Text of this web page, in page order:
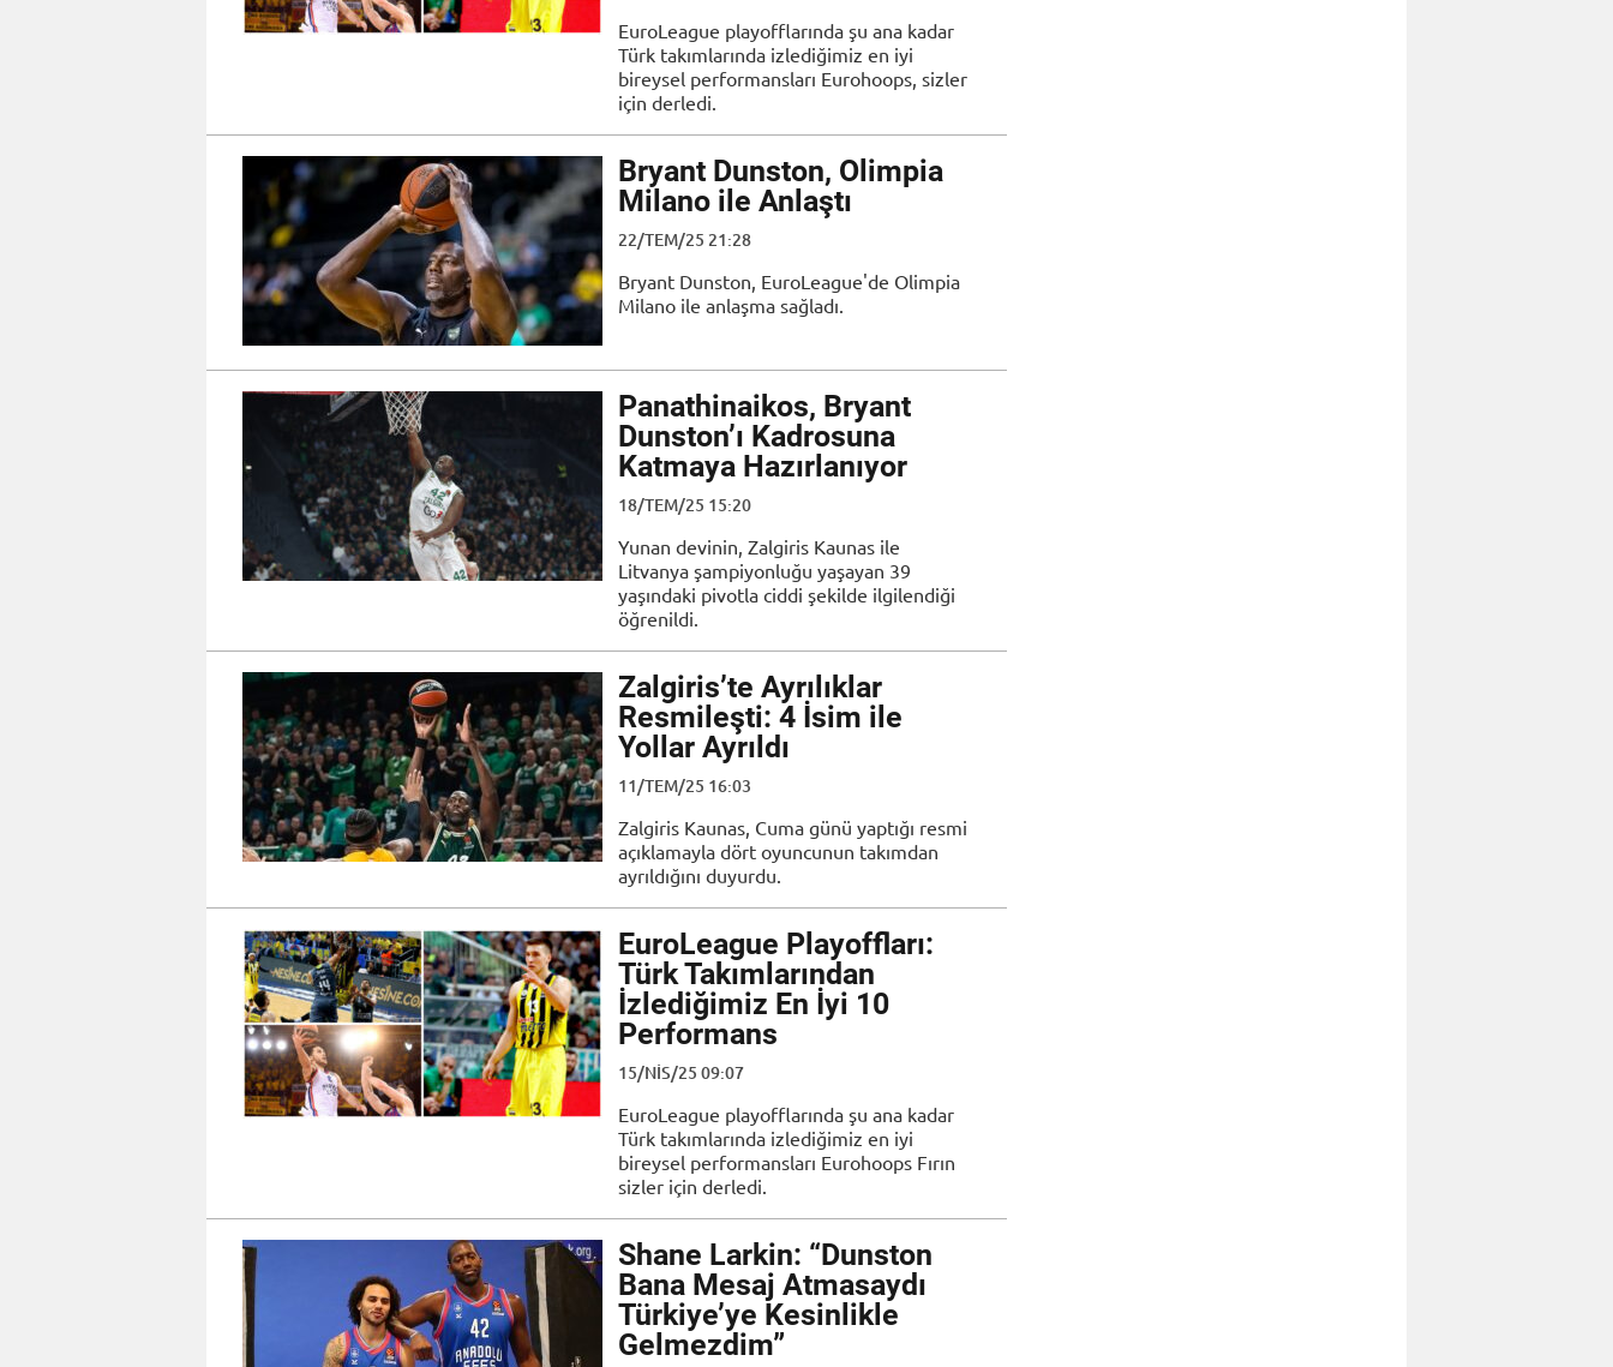
EuroLeague playofflarında şu ana kadar
Türk takımlarında izlediğimiz en iyi
bireysel performansları Eurohoops, sizler
için derledi.
Bryant Dunston, Olimpia
Milano ile Anlaştı
22/TEM/25 21:28
Bryant Dunston, EuroLeague'de Olimpia
Milano ile anlaşma sağladı.
Panathinaikos, Bryant
Dunston’ı Kadrosuna
Katmaya Hazırlanıyor
18/TEM/25 15:20
Yunan devinin, Zalgiris Kaunas ile
Litvanya şampiyonluğu yaşayan 39
yaşındaki pivotla ciddi şekilde ilgilendiği
öğrenildi.
Zalgiris’te Ayrılıklar
Resmileşti: 4 İsim ile
Yollar Ayrıldı
11/TEM/25 16:03
Zalgiris Kaunas, Cuma günü yaptığı resmi
açıklamayla dört oyuncunun takımdan
ayrıldığını duyurdu.
EuroLeague Playoffları:
Türk Takımlarından
İzlediğimiz En İyi 10
Performans
15/NIS/25 09:07
EuroLeague playofflarında şu ana kadar
Türk takımlarında izlediğimiz en iyi
bireysel performansları Eurohoops Fırın
sizler için derledi.
Shane Larkin: “Dunston
Bana Mesaj Atmasaydı
Türkiye’ye Kesinlikle
Gelmezdim”